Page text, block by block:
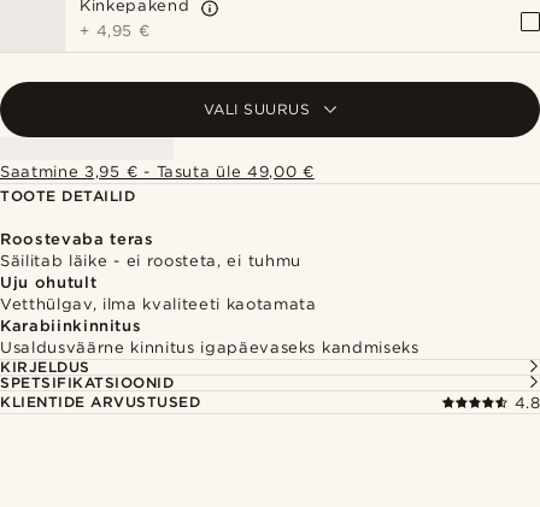
Kinkepakend
+ 4,95 €
VALI SUURUS
Saatmine 3,95 € - Tasuta üle 49,00 €
TOOTE DETAILID
Roostevaba teras
Säilitab läike - ei roosteta, ei tuhmu
Uju ohutult
Vetthülgav, ilma kvaliteeti kaotamata
Karabiinkinnitus
Usaldusväärne kinnitus igapäevaseks kandmiseks
KIRJELDUS
SPETSIFIKATSIOONID
KLIENTIDE ARVUSTUSED
4.8